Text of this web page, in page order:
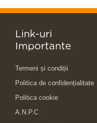
Link-uri
Importante
Termeni și condiții
Politica de confidențialitate
Politica cookie
A.N.P.C